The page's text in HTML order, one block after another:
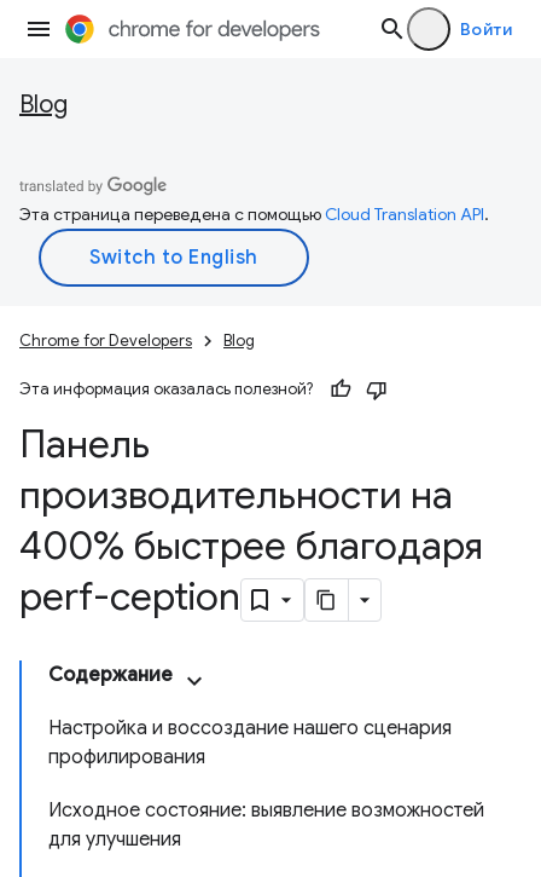
Войти
Blog
Эта страница переведена с помощьюCloud Translation API.
Chrome for Developers Blog
Эта информация оказалась полезной?
Панель
производительности на
400% быстрее благодаря
perf-ception
Содержание
Настройка и воссоздание нашего сценария
профилирования
Исходное состояние: выявление возможностей
для улучшения